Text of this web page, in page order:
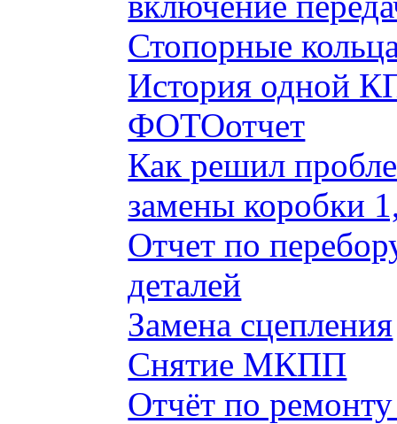
Стопорные
История одной
ФОТОотчет
Как решил
замены коробки
Отчет по
деталей
Замена сцепления
Снятие МКПП
Отчёт по